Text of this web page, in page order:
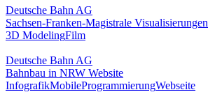
Deutsche Bahn AG
Sachsen-Franken-Magistrale Visualisierungen
3D ModelingFilm
Deutsche Bahn AG
Bahnbau in NRW Website
InfografikMobileProgrammierungWebseite